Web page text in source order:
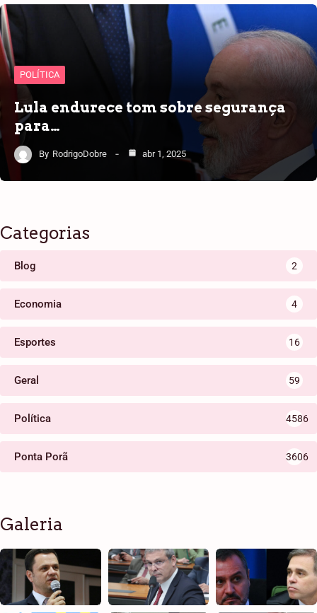
POLÍTICA
Lula endurece tom sobre segurança
para…
By RodrigoDobre abr 1, 2025
Categorias
Blog 2
Economia 4
Esportes 16
Geral 59
Política 4586
Ponta Porã 3606
Galeria